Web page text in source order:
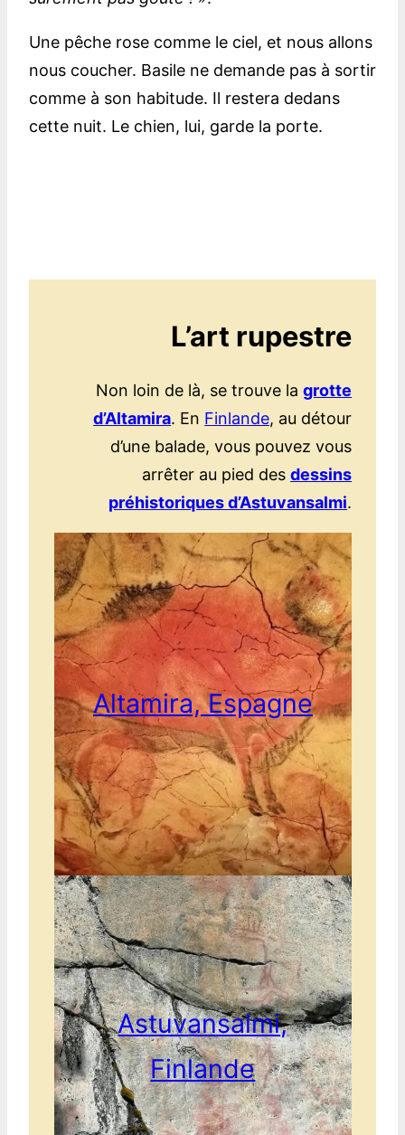
Une pêche rose comme le ciel, et nous allons
nous coucher. Basile ne demande pas à sortir
comme à son habitude. Il restera dedans
cette nuit. Le chien, lui, garde la porte.
L’art rupestre
Non loin de là, se trouve lagrotte
d’Altamira. En Finlande, au détour
d’une balade, vous pouvez vous
arrêter au pied desdessins
préhistoriques d’Astuvansalmi.
Altamira, Espagne
Astuvansalmi,
Finlande